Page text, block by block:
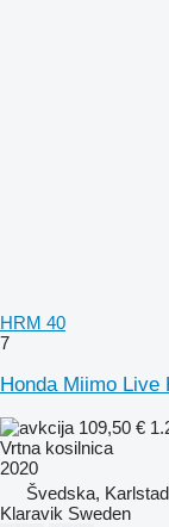
HRM 40
7
Honda Miimo Live
109,50 €
Vrtna kosilnica
2020
Švedska, Karlstad
Klaravik Sweden